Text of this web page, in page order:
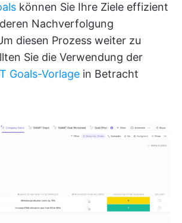
können Sie Ihre Ziele effizient
Nachverfolgung
diesen Prozess weiter zu
Sie die Verwendung der
Goals-Vorlage in Betracht